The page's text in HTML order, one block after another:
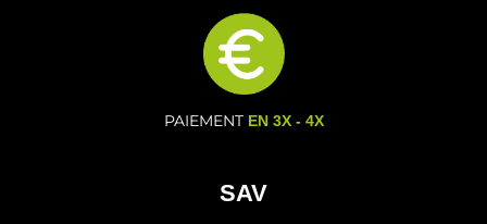
PAIEMENT EN 3X - 4X
SAV